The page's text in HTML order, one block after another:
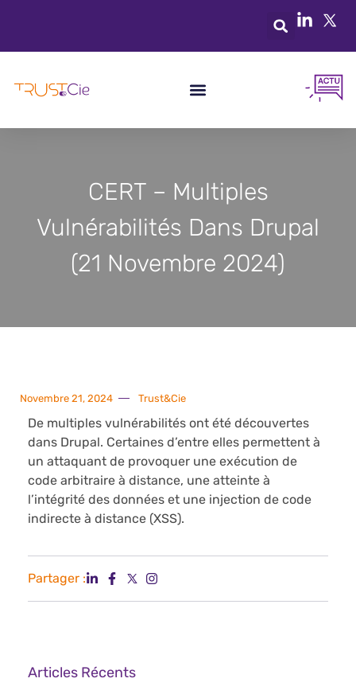
CERT – Multiples
Vulnérabilités Dans Drupal
(21 Novembre 2024)
Novembre 21, 2024 Trust&Cie
De multiples vulnérabilités ont été découvertes
dans Drupal. Certaines d’entre elles permettent à
un attaquant de provoquer une exécution de
code arbitraire à distance, une atteinte à
l’intégrité des données et une injection de code
indirecte à distance (XSS).
Partager :
Articles Récents